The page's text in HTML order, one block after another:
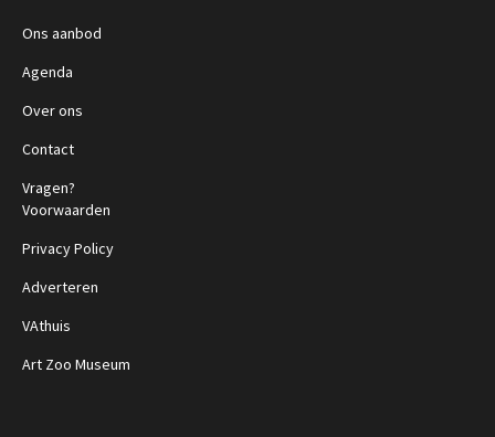
Ons aanbod
Agenda
Over ons
Contact
Vragen?
Voorwaarden
Privacy Policy
Adverteren
VAthuis
Art Zoo Museum